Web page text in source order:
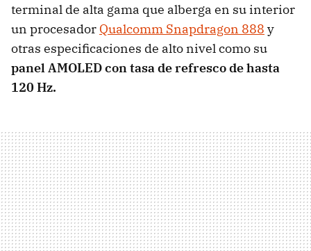
terminal de alta gama que alberga en su interior
un procesador Qualcomm Snapdragon 888 y
otras especificaciones de alto nivel como su
panel AMOLED con tasa de refresco de hasta
120 Hz.